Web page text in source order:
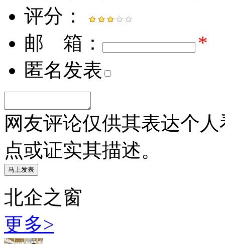
评分：
邮 箱：
*
匿名发表
网友评论仅供其表达个
点或证实其描述。
北企之窗
更多>